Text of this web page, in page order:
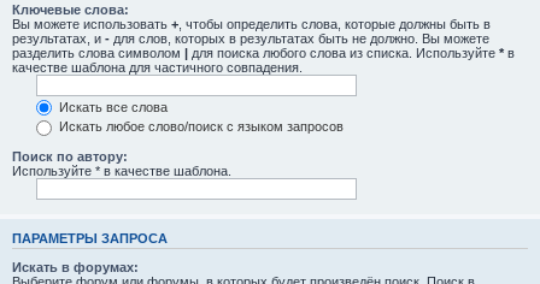
Ключевые слова:
Вы можете использовать + , чтобы определить слова, которые должны быть в
результатах, и - для слов, которых в результатах быть не должно. Вы можете
разделить слова символом | для поиска любого слова из списка. Используйте * в
качестве шаблона для частичного совпадения.
Искать все слова
Искать любое слово/поиск с языком запросов
Поиск по автору:
Используйте * в качестве шаблона.
ПАРАМЕТРЫ ЗАПРОСА
Искать в форумах: